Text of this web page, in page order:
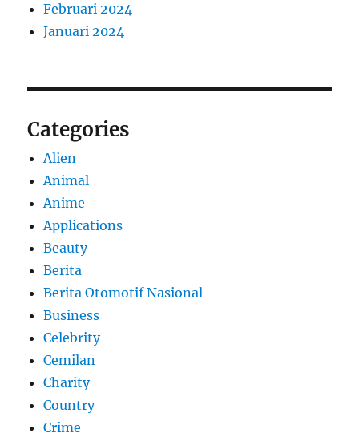
Februari 2024
Januari 2024
Categories
Alien
Animal
Anime
Applications
Beauty
Berita
Berita Otomotif Nasional
Business
Celebrity
Cemilan
Charity
Country
Crime